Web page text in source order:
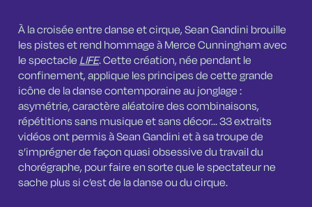
À la croisée entre danse et cirque, Sean Gandini brouille
les pistes et rend hommage à Merce Cunningham avec
le spectacle LIFE. Cette création, née pendant le
confinement, applique les principes de cette grande
icône de la danse contemporaine au jonglage :
asymétrie, caractère aléatoire des combinaisons,
répétitions sans musique et sans décor… 33 extraits
vidéos ont permis à Sean Gandini et à sa troupe de
s’imprégner de façon quasi obsessive du travail du
chorégraphe, pour faire en sorte que le spectateur ne
sache plus si c’est de la danse ou du cirque.